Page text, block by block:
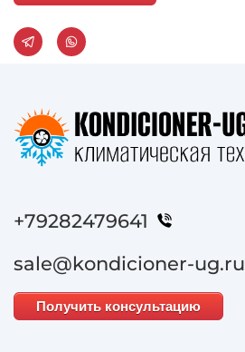
+79282479641
sale@kondicioner-ug.ru
Получить консультацию